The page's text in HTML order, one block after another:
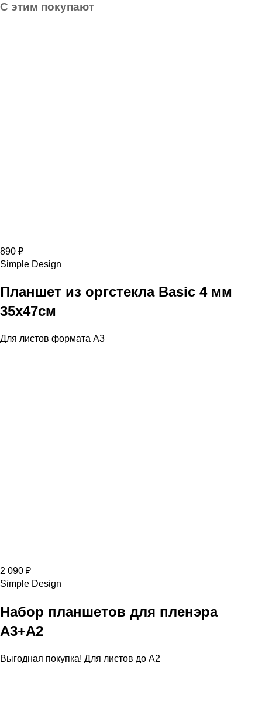
С этим покупают
890 ₽
Simple Design
Планшет из оргстекла Basic 4 мм
35х47см
Для листов формата А3
2 090 ₽
Simple Design
Набор планшетов для пленэра
А3+А2
Выгодная покупка! Для листов до А2